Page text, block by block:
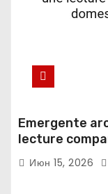
Emergente
lecture
domestiques
Июн 15, 2026